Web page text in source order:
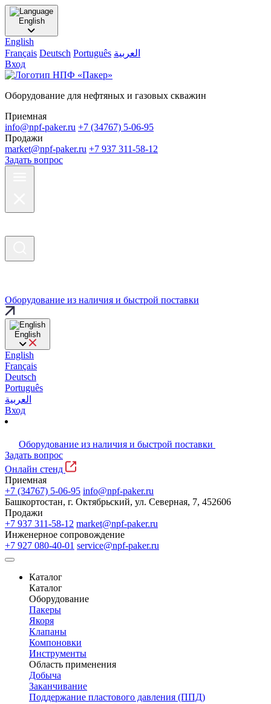
English
English
Français Deutsch Português العربية
Вход
Оборудование для нефтяных и газовых скважин
Приемная
info@npf-paker.ru +7 (34767) 5-06-95
Продажи
market@npf-paker.ru +7 937 311-58-12
Задать вопрос
Оборудование из наличия и быстрой поставки
English
English
Français
Deutsch
Português
العربية
Вход
Оборудование из наличия и быстрой поставки
Задать вопрос
Онлайн стенд
Приемная
+7 (34767) 5-06-95 info@npf-paker.ru
Башкортостан, г. Октябрьский, ул. Северная, 7, 452606
Продажи
+7 937 311-58-12 market@npf-paker.ru
Инженерное сопровождение
+7 927 080-40-01 service@npf-paker.ru
Каталог
Каталог
Оборудование
Пакеры
Якоря
Клапаны
Компоновки
Инструменты
Область применения
Добыча
Заканчивание
Поддержание пластового давления (ППД)